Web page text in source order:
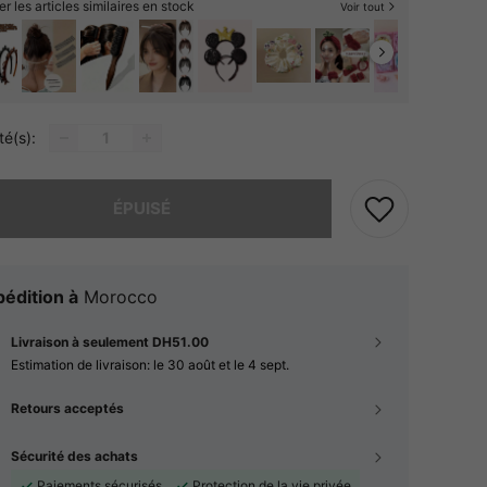
les articles similaires en stock Voir tout
ce produit est épuisé.
à Morocco
Livraison à seulement DH51.00
Estimation de livraison: le 30 août et le 4 sept.
Retours acceptés
Sécurité des achats